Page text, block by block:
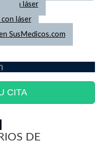
con láser
con láser
SusMedicos.com
CITA
DE